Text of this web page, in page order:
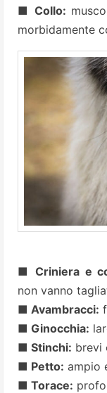
■ Collo:
morbidamente
■ Criniera e
non vanno
■ Avambracci:
■ Ginocchia:
■ Stinchi: brevi
■ Petto: ampio
■ Torace: